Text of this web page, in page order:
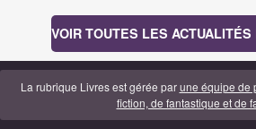
VOIR TOUTES LES
La rubrique Livres est gérée parune équipe de
fiction, de fantastique et de